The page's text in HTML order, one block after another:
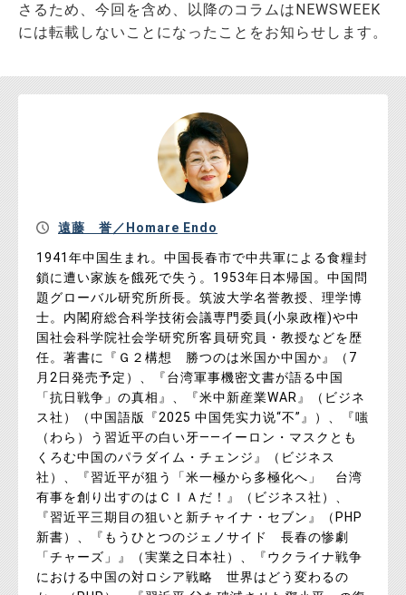
さるため、今回を含め、以降のコラムはNEWSWEEK
には転載しないことになったことをお知らせします。
遠藤 誉／Homare Endo
1941年中国生まれ。中国長春市で中共軍による食糧封
鎖に遭い家族を餓死で失う。1953年日本帰国。中国問
題グローバル研究所所長。筑波大学名誉教授、理学博
士。内閣府総合科学技術会議専門委員(小泉政権)や中
国社会科学院社会学研究所客員研究員・教授などを歴
任。著書に『Ｇ２構想 勝つのは米国か中国か』（7
月2日発売予定）、『台湾軍事機密文書が語る中国
「抗日戦争」の真相』、『米中新産業WAR』（ビジネ
ス社）（中国語版『2025 中国凭实力说“不”』）、『嗤
（わら）う習近平の白い牙――イーロン・マスクとも
くろむ中国のパラダイム・チェンジ』（ビジネス
社）、『習近平が狙う「米一極から多極化へ」 台湾
有事を創り出すのはＣＩＡだ！』（ビジネス社）、
『習近平三期目の狙いと新チャイナ・セブン』（PHP
新書）、『もうひとつのジェノサイド 長春の惨劇
「チャーズ」』（実業之日本社）、『ウクライナ戦争
における中国の対ロシア戦略 世界はどう変わるの